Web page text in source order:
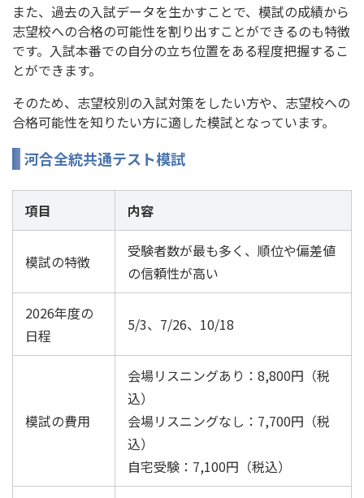
また、過去の入試データを生かすことで、模試の成績から
志望校への合格の可能性を割り出すことができるのも特徴
です。入試本番での自分の立ち位置をある程度把握するこ
とができます。
そのため、志望校別の入試対策をしたい方や、志望校への
合格可能性を知りたい方に適した模試となっています。
河合全統共通テスト模試
項目 内容
模試の特徴
受験者数が最も多く、順位や偏差値
の信頼性が高い
2026年度の
日程
5/3、7/26、10/18
模試の費用
会場リスニングあり：8,800円（税
込）
会場リスニングなし：7,700円（税
込）
自宅受験：7,100円（税込）